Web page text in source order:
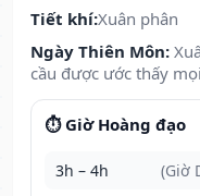
Tiết khí:Xuân phân
Ngày Thiên Môn:
cầu được ước thấy
⏱️ Giờ Hoàng đạo
3h – 4h (Giờ